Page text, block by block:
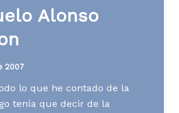
Alonso
2007
lo que he contado de la
tenía que decir de la